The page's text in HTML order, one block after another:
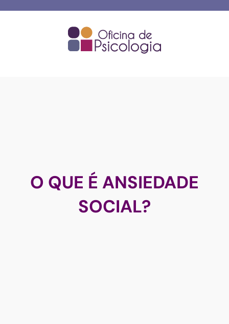
O QUE É ANSIEDADE
SOCIAL?